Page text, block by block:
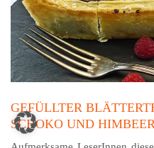
GEFÜLLTER
SCHOKO UND